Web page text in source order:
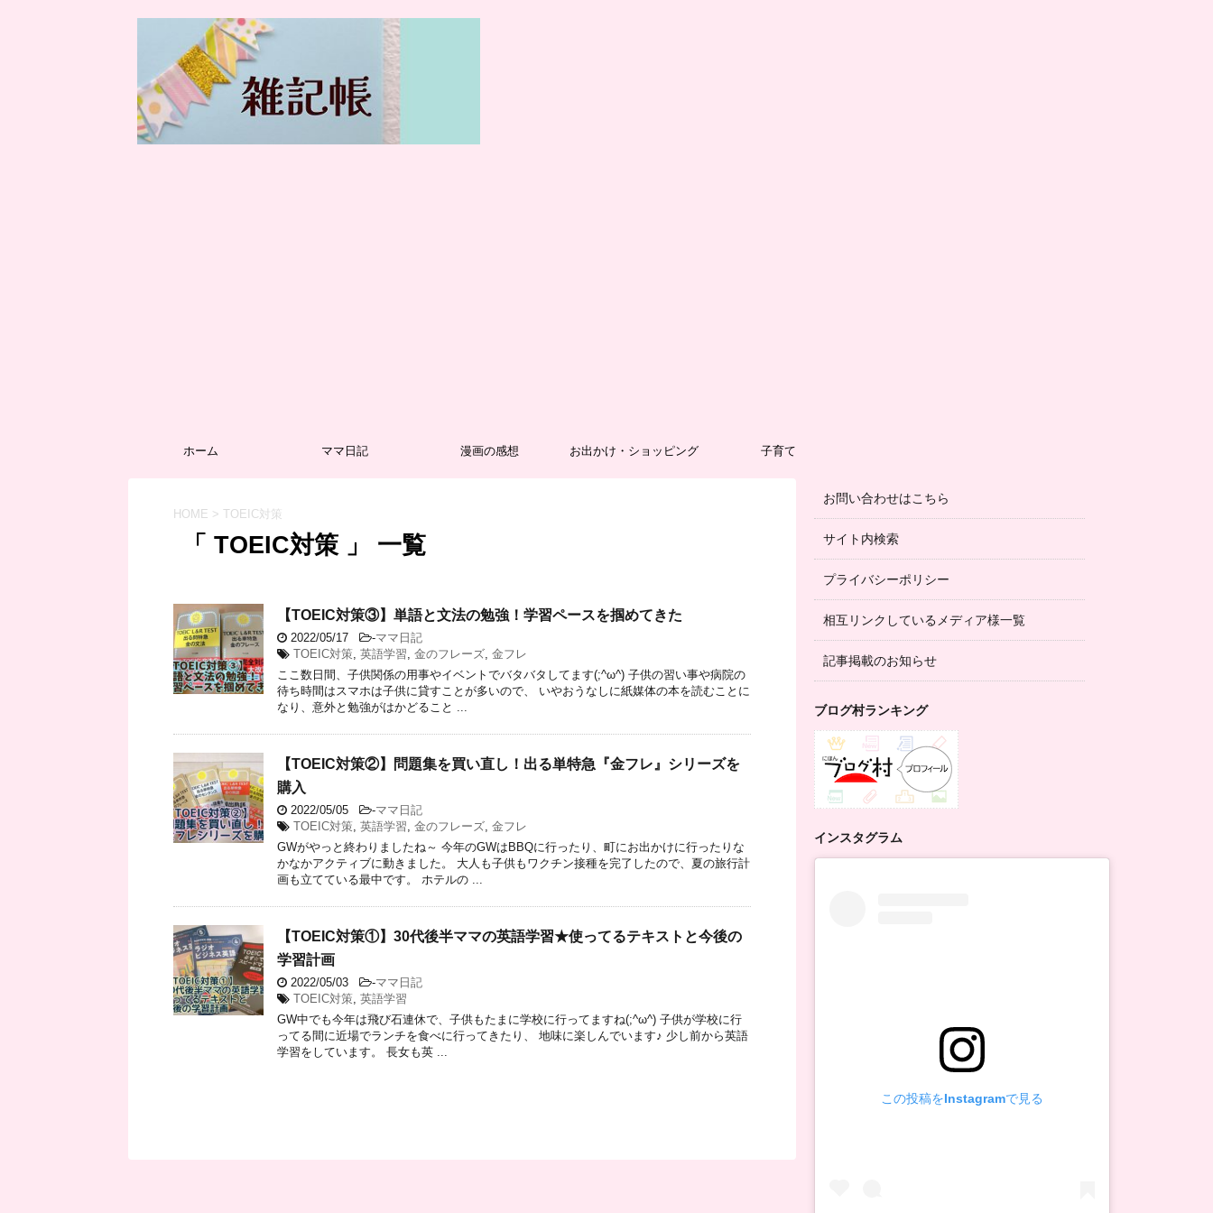
ホーム ママ日記 漫画の感想 お出かけ・ショッピング 子育て
HOME > TOEIC対策
「 TOEIC対策 」 一覧
【TOEIC対策③】単語と文法の勉強！学習ペースを掴めてきた
2022/05/17 -ママ日記
TOEIC対策 英語学習 金のフレーズ 金フレ
ここ数日間、子供関係の用事やイベントでバタバタしてます(;^ω^) 子供の習い事や病院の
待ち時間はスマホは子供に貸すことが多いので、 いやおうなしに紙媒体の本を読むことに
なり、意外と勉強がはかどること ...
【TOEIC対策②】問題集を買い直し！出る単特急『金フレ』シリーズを
購入
2022/05/05 -ママ日記
TOEIC対策 英語学習 金のフレーズ 金フレ
GWがやっと終わりましたね～ 今年のGWはBBQに行ったり、町にお出かけに行ったりな
かなかアクティブに動きました。 大人も子供もワクチン接種を完了したので、夏の旅行計
画も立てている最中です。 ホテルの ...
【TOEIC対策①】30代後半ママの英語学習★使ってるテキストと今後の
学習計画
2022/05/03 -ママ日記
TOEIC対策 英語学習
GW中でも今年は飛び石連休で、子供もたまに学校に行ってますね(;^ω^) 子供が学校に行
ってる間に近場でランチを食べに行ってきたり、 地味に楽しんでいます♪ 少し前から英語
学習をしています。 長女も英 ...
お問い合わせはこちら
サイト内検索
プライバシーポリシー
相互リンクしているメディア様一覧
記事掲載のお知らせ
ブログ村ランキング
インスタグラム
この投稿をInstagramで見る